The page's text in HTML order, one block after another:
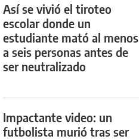
Así se vivió el tiroteo
escolar donde un
estudiante mató al menos
a seis personas antes de
ser neutralizado
Impactante video: un
futbolista murió tras ser